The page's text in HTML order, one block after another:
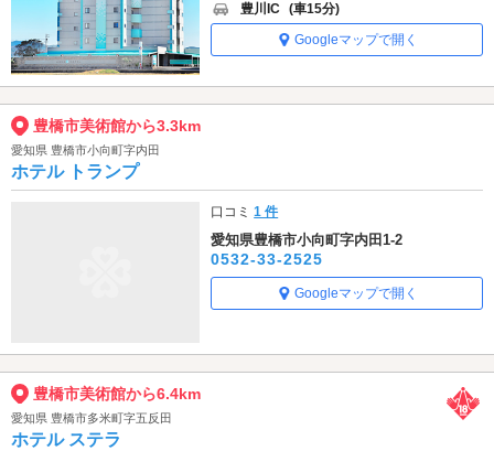
豊川IC (車15分)
Googleマップで開く
豊橋市美術館から3.3km
愛知県 豊橋市小向町字内田
ホテル トランプ
口コミ1 件
愛知県豊橋市小向町字内田1-2
0532-33-2525
Googleマップで開く
豊橋市美術館から6.4km
愛知県 豊橋市多米町字五反田
ホテル ステラ